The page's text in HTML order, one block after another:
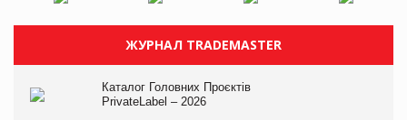
ЖУРНАЛ TRADEMASTER
Каталог Головних Проєктів
PrivateLabel – 2026